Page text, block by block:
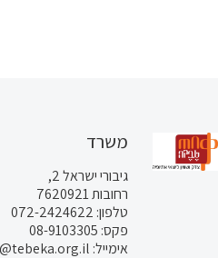
משרד
גיבורי ישראל 2,
רחובות 7620921
טלפון: 072-2424622
פקס: 08-9103305
אימייל: general@tebeka.org.il